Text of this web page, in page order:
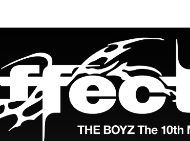
(버전 별 이미지 상이)
2EA OUT OF 18 (버전 별 이미지 상이)
OUT OF 9 (Movement Ver. 단독 구성)